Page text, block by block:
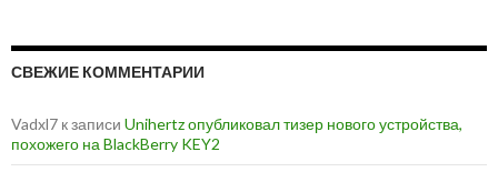
СВЕЖИЕ КОММЕНТАРИИ
Vadxl7 к записи Unihertz опубликовал тизер нового устройства,
похожего на BlackBerry KEY2